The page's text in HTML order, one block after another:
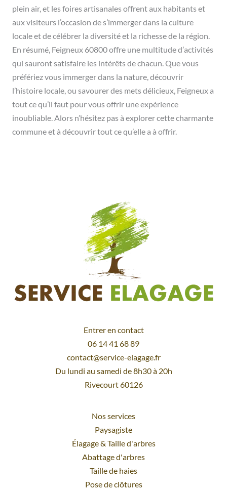
plein air, et les foires artisanales offrent aux habitants et
aux visiteurs l’occasion de s’immerger dans la culture
locale et de célébrer la diversité et la richesse de la région.
En résumé, Feigneux 60800 offre une multitude d’activités
qui sauront satisfaire les intérêts de chacun. Que vous
préfériez vous immerger dans la nature, découvrir
l’histoire locale, ou savourer des mets délicieux, Feigneux a
tout ce qu’il faut pour vous offrir une expérience
inoubliable. Alors n’hésitez pas à explorer cette charmante
commune et à découvrir tout ce qu’elle a à offrir.
Entrer en contact
06 14 41 68 89
contact@service-elagage.fr
Du lundi au samedi de 8h30 à 20h
Rivecourt 60126
Nos services
Paysagiste
Élagage& Taille d'arbres
Abattage d'arbres
Taille de haies
Pose de clôtures